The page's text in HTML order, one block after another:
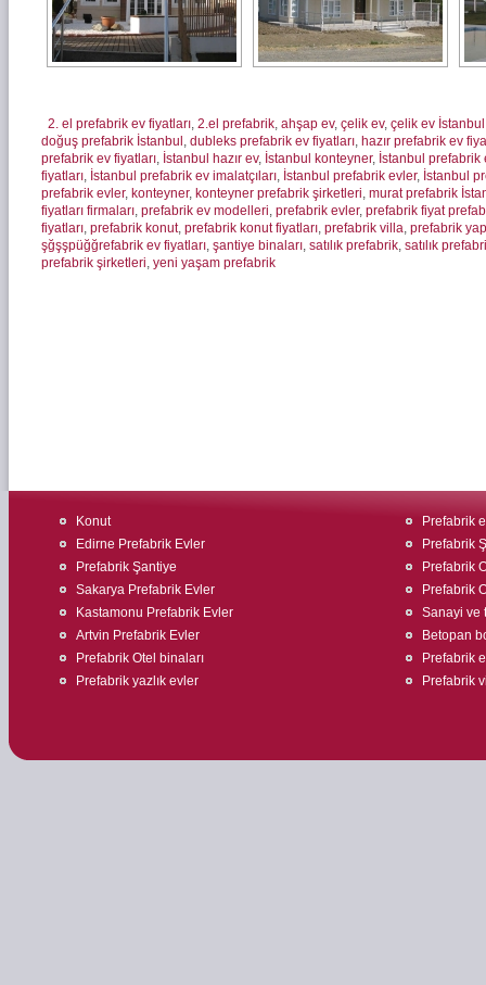
2. el prefabrik ev fiyatları, 2.el prefabrik, ahşap ev, çelik ev, çelik ev İstanbul
doğuş prefabrik İstanbul , dubleks prefabrik ev fiyatları, hazır prefabrik ev
prefabrik ev fiyatları, İstanbul hazır ev, İstanbul konteyner, İstanbul prefabrik
fiyatları, İstanbul prefabrik ev imalatçıları, İstanbul prefabrik evler, İstanbul
prefabrik evler, konteyner, konteyner prefabrik şirketleri, murat prefabrik
fiyatları firmaları, prefabrik ev modelleri, prefabrik evler, prefabrik fiyat
fiyatları, prefabrik konut, prefabrik konut fiyatları, prefabrik villa, prefabrik
şğşşpüğğrefabrik ev fiyatları, şantiye binaları, satılık prefabrik, satılık
prefabrik şirketleri, yeni yaşam prefabrik
Konut
Edirne Prefabrik Evler
Prefabrik Şantiye
Sakarya Prefabrik Evler
Kastamonu Prefabrik Evler
Artvin Prefabrik Evler
Prefabrik Otel binaları
Prefabrik yazlık evler
Prefabrik
Prefabrik
Prefabrik
Prefabrik
Sanayi ve
Betopan
Prefabrik
Prefabrik